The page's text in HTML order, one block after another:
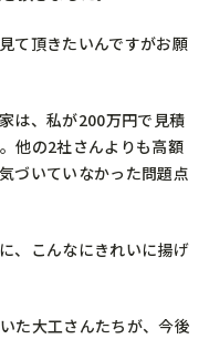
て頂きたいんですがお願
は、私が200万円で見積
他の2社さんよりも高額
づいていなかった問題点
、こんなにきれいに揚げ
た大工さんたちが、今後